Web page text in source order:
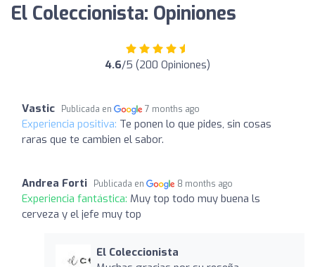
El Coleccionista: Opiniones
4.6/5 (200 Opiniones)
Vastic Publicada en 7 months ago
Experiencia positiva: Te ponen lo que pides, sin cosas
raras que te cambien el sabor.
Andrea Forti Publicada en 8 months ago
Experiencia fantástica: Muy top todo muy buena ls
cerveza y el jefe muy top
El Coleccionista